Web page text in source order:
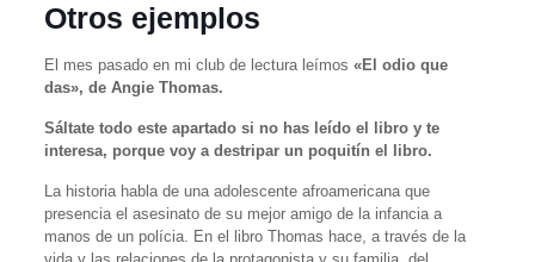
Otros ejemplos
El mes pasado en mi club de lectura leímos «El odio que
das», de Angie Thomas.
Sáltate todo este apartado si no has leído el libro y te
interesa, porque voy a destripar un poquitín el libro.
La historia habla de una adolescente afroamericana que
presencia el asesinato de su mejor amigo de la infancia a
manos de un polícia. En el libro Thomas hace, a través de la